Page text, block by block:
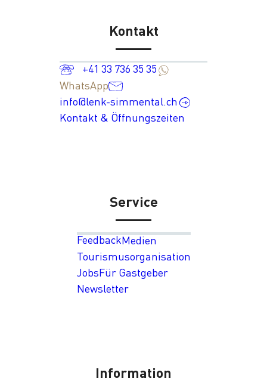
Kontakt
+41 33 736 35 35
WhatsApp
info@lenk-simmental.ch
Kontakt & Öffnungszeiten
Service
FeedbackMedien
Tourismusorganisation
JobsFür Gastgeber
Newsletter
Information